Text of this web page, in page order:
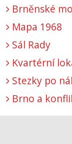
Brněnské
Mapa 1968
Sál Rady
Kvartérní
Stezky po
Brno a